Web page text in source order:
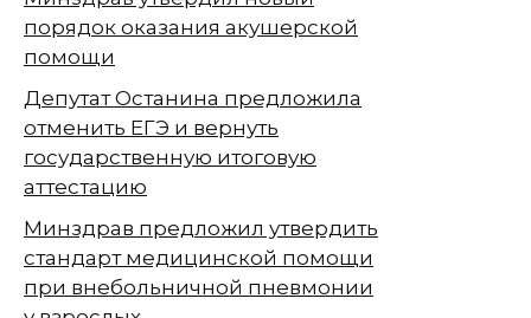
порядок оказания акушерской
помощи
Депутат Останина предложила
отменить ЕГЭ и вернуть
государственную итоговую
аттестацию
Минздрав предложил утвердить
стандарт медицинской помощи
при внебольничной пневмонии